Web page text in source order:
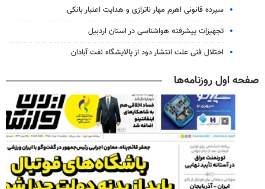
سپرده قانونی اهرم مهار ناترازی و هدایت اعتبار بانکی
تجهیزات پیشرفته هواشناسی در استان اردبیل
اختلال فنی علت انتشار دود از پالایشگاه نفت آبادان
صفحه اول روزنامه‌ها